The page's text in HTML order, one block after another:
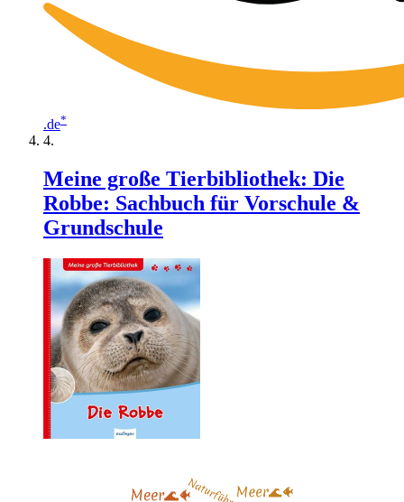
.de*
Meine große Tierbibliothek: Die
Robbe: Sachbuch für Vorschule &
Grundschule